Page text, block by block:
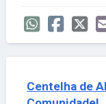
Centelha de